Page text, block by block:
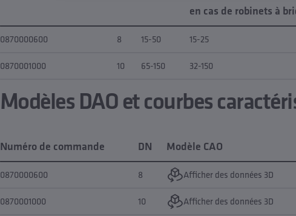
en cas de robinets à
0870000600 8 15-50 15-25
0870001000 10 65-150 32-150
Modèles DAO et courbes
Numéro de commande DN Modèle CAO
0870000600 8 Afficher des données 3D
0870001000 10 Afficher des données 3D